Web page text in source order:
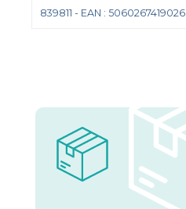
839811 - EAN : 5060267419026